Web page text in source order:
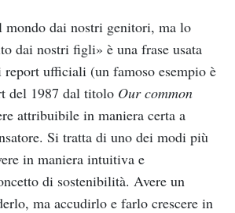
mondo dai nostri genitori, ma lo
dai nostri figli» è una frase usata
report ufficiali (un famoso esempio è
del 1987 dal titolo Our common
attribuibile in maniera certa a
Si tratta di uno dei modi più
in maniera intuitiva e
di sostenibilità. Avere un
ma accudirlo e farlo crescere in